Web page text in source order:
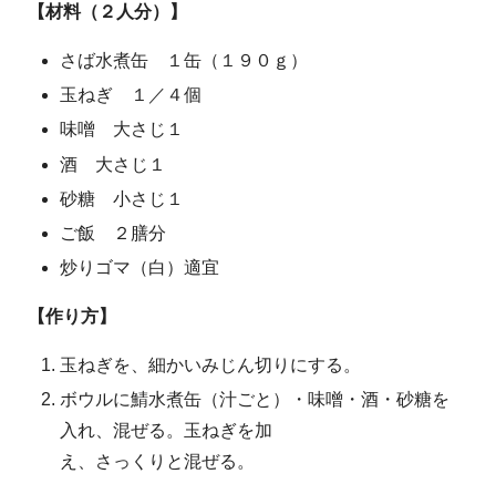
【材料（２人分）】
さば水煮缶 １缶（１９０ｇ）
玉ねぎ １／４個
味噌 大さじ１
酒 大さじ１
砂糖 小さじ１
ご飯 ２膳分
炒りゴマ（白）適宜
【作り方】
玉ねぎを、細かいみじん切りにする。
ボウルに鯖水煮缶（汁ごと）・味噌・酒・砂糖を
入れ、混ぜる。玉ねぎを加
え、さっくりと混ぜる。